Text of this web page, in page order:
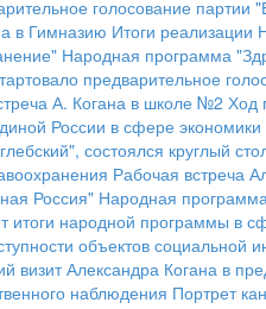
голосование партии
в Гимназию Итоги
Народная программа
предварительное
А. Когана в школе №2 Ход
России в сфере
состоялся круглый
Рабочая встреча
Россия" Народная
итоги народной программы в
объектов социальной
визит Александра Когана в
наблюдения Портрет